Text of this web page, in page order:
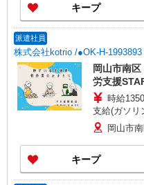
キープ
派遣社員
株式会社kotrio /●OK-H-1993893
岡山市南
労支援
時給
支給(ガソリ
岡山市
キープ